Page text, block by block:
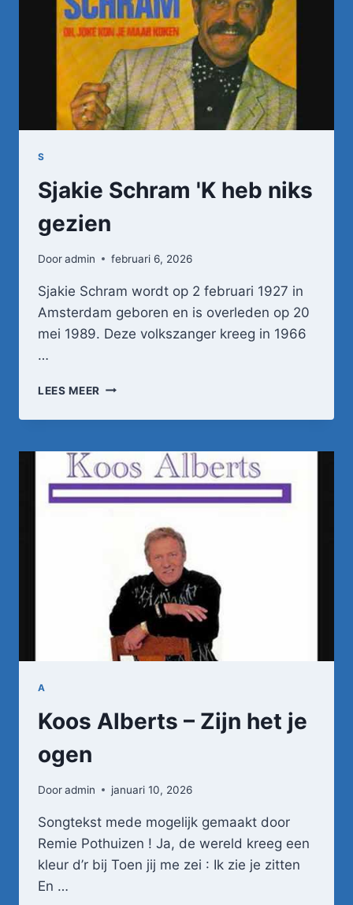
TANDARTSASSISTENTE
S
Sjakie Schram 'K heb niks
gezien
Dooradmin februari 6, 2026
Sjakie Schram wordt op 2 februari 1927 in
Amsterdam geboren en is overleden op 20
mei 1989. Deze volkszanger kreeg in 1966
…
LEES MEER SJAKIE
'K
NIKS
GEZIEN
A
Koos Alberts – Zijn het je
ogen
Dooradmin januari 10, 2026
Songtekst mede mogelijk gemaakt door
Remie Pothuizen ! Ja, de wereld kreeg een
kleur d’r bij Toen jij me zei : Ik zie je zitten
En …